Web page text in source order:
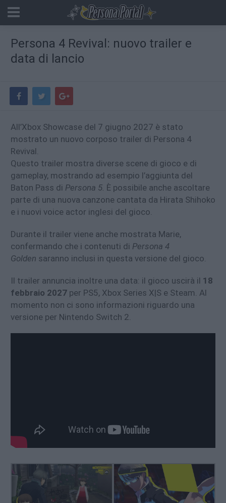
Persona 4 Revival: nuovo trailer e
data di lancio
All’Xbox Showcase del 7 giugno 2027 è stato
mostrato un nuovo corposo trailer di Persona 4
Revival.
Questo trailer mostra diverse scene di gioco e di
gameplay, mostrando ad esempio l’aggiunta del
Baton Pass di Persona 5. È possibile anche ascoltare
parte di una nuova canzone cantata da Hirata Shihoko
e i nuovi voice actor inglesi del gioco.
Durante il trailer viene anche mostrata Marie,
confermando che i contenuti di Persona 4
Golden saranno inclusi in questa versione del gioco.
Il trailer annuncia inoltre una data: il gioco uscirà il 18
febbraio 2027 per PS5, Xbox Series X|S e Steam. Al
momento non ci sono informazioni riguardo una
versione per Nintendo Switch 2.